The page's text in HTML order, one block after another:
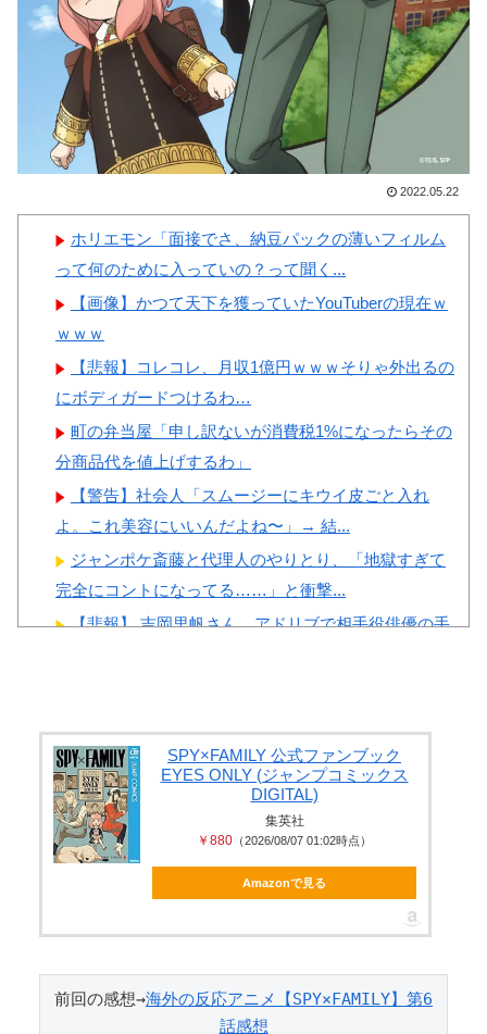
【画像】顔100点、体30点の
女ｗｗｗ
だろこれ…（ﾌﾞﾙﾌﾞﾙ」＝韓国
の反応
韓国が独自開発したと自慢す
る甘いトマト、実はそこら辺の
トマトに砂糖水を注入していた
だけなのが判明して大問題にw
韓国人「大韓航空の熊本地震
飲料水支援に対する日本人の反
応をご覧ください・・・」
→「」
2022.05.22
ホリエモン「面接でさ、納豆パックの薄いフィルム
って何のために入っていの？って聞く...
【画像】かつて天下を獲っていたYouTuberの現在ｗ
ｗｗｗ
【悲報】コレコレ、月収1億円ｗｗｗそりゃ外出るの
にボディガードつけるわ…
町の弁当屋「申し訳ないが消費税1%になったらその
分商品代を値上げするわ」
【警告】社会人「スムージーにキウイ皮ごと入れ
よ。これ美容にいいんだよね〜」→ 結...
ジャンポケ斎藤と代理人のやりとり、「地獄すぎて
完全にコントになってる……」と衝撃...
【悲報】 吉岡里帆さん、アドリブで相手役俳優の手
私の不倫が夫と娘にバレてしまい、今はお情けで家
に置いてもらっている状態です。行為...
おねショタ？エ□ガキに孕まされる両儀式♥️????
♥️????♥️
Powered by livedoor 相互RSS
SPY×FAMILY 公式ファンブック
EYES ONLY (ジャンプコミックス
DIGITAL)
集英社
￥880 （2026/08/07 01:02時点）
Amazonで見る
前回の感想→海外の反応アニメ【SPY×FAMILY】第6
話感想